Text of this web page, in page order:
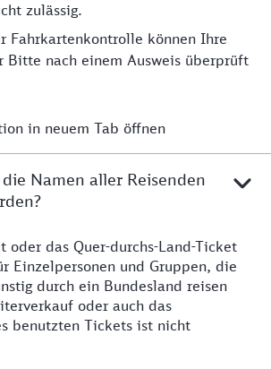
zulässig.
Fahrkartenkontrolle können Ihre
Bitte nach einem Ausweis überprüft
in neuem Tab öffnen
Namen aller Reisenden
oder das Quer-durchs-Land-Ticket
Einzelpersonen und Gruppen, die
durch ein Bundesland reisen
oder auch das
benutzten Tickets ist nicht